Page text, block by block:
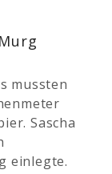
mussten
Sascha
einlegte.